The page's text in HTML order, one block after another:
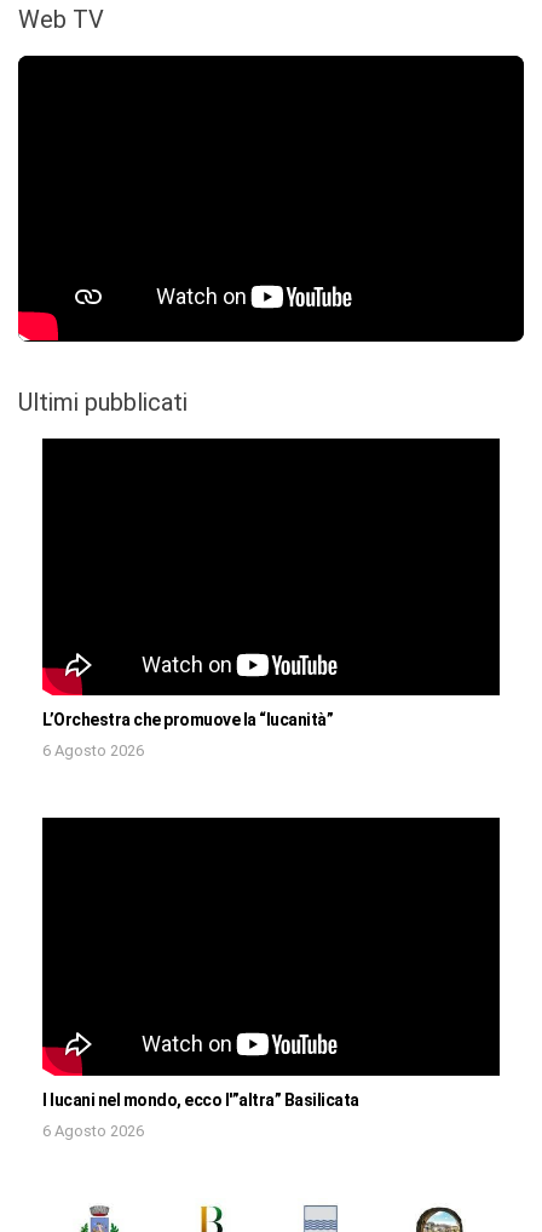
Web TV
Ultimi pubblicati
L’Orchestra che promuove la “lucanità”
6 Agosto 2026
I lucani nel mondo, ecco l'”altra” Basilicata
6 Agosto 2026